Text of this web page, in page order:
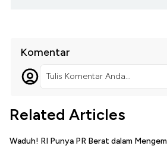
Komentar
Tulis Komentar Anda...
Related Articles
Waduh! RI Punya PR Berat dalam